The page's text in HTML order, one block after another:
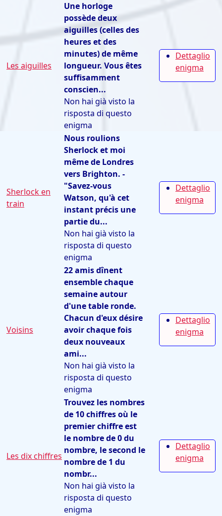
Les aiguilles
Une horloge
possède deux
aiguilles (celles des
heures et des
minutes) de même
longueur. Vous êtes
suffisamment
conscien...
Non hai già visto la
risposta di questo
enigma
Dettaglio
enigma
Sherlock en
train
Nous roulions
Sherlock et moi
même de Londres
vers Brighton. -
"Savez-vous
Watson, qu'à cet
instant précis une
partie du...
Non hai già visto la
risposta di questo
enigma
Dettaglio
enigma
Voisins
22 amis dînent
ensemble chaque
semaine autour
d'une table ronde.
Chacun d'eux désire
avoir chaque fois
deux nouveaux
ami...
Non hai già visto la
risposta di questo
enigma
Dettaglio
enigma
Les dix chiffres
Trouvez les nombres
de 10 chiffres où le
premier chiffre est
le nombre de 0 du
nombre, le second le
nombre de 1 du
nombr...
Non hai già visto la
risposta di questo
enigma
Dettaglio
enigma